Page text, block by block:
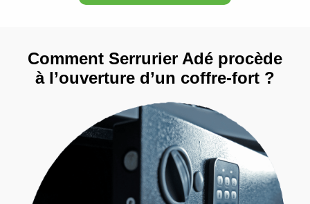
Comment Serrurier Adé procède
à l’ouverture d’un coffre-fort ?